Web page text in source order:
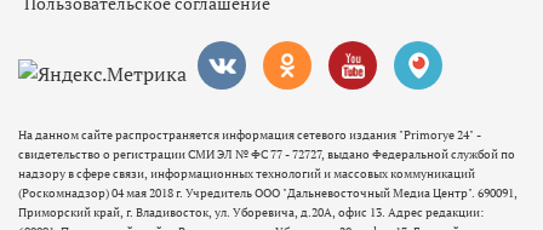
На данном сайте распространяется информация сетевого издания "Primorye 24" -
свидетельство о регистрации СМИ ЭЛ № ФС 77 - 72727, выдано Федеральной службой по
надзору в сфере связи, информационных технологий и массовых коммуникаций
(Роскомнадзор) 04 мая 2018 г. Учредитель ООО "Дальневосточный Медиа Центр". 690091,
Приморский край, г. Владивосток, ул. Уборевича, д.20А, офис 13. Адрес редакции: